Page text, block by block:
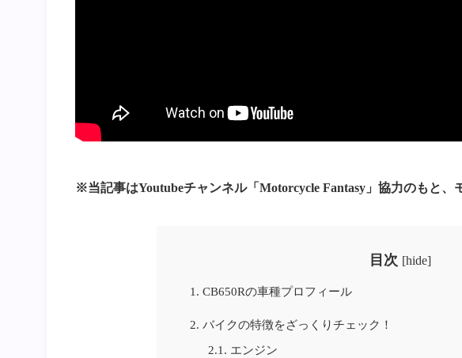
※当記事はYoutubeチャンネル「Motorcycle Fantasy」協力のもと、
目次 [hide]
1. CB650Rの車種プロフィール
2. バイクの特徴をざっくりチェック！
2.1. エンジン